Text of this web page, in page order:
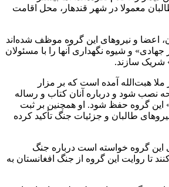
معمولا در شهر قندهار، محل اقامت
اعضا و نیروهای این گروه موظف شده‌اند
جهادی» و شیوه نگهداری آنها را با مسئولان
شریک سازند.
ملا هبت‌الله آمده است که بر مزار
نصب شود و درباره آنان کتاب و رساله
این گروه حفظ شود. او همچنین بر ثبت
طالبان و جزئیات جنگ تأکید کرده
این گروه خواسته است درباره جنگ
تا روایت این گروه از جنگ افغانستان به